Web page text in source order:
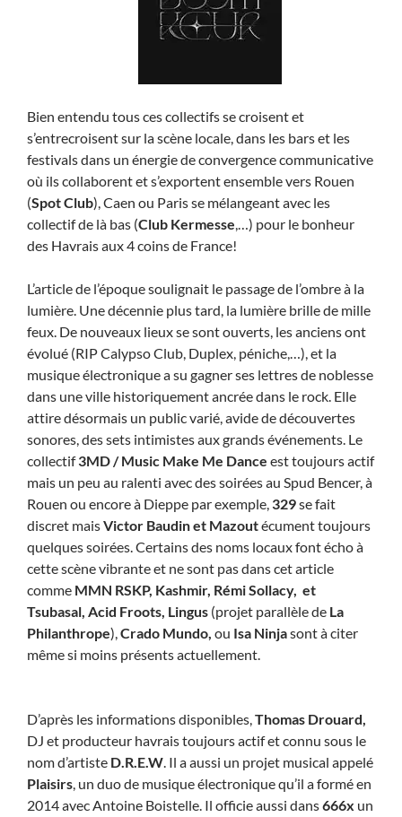
Bien entendu tous ces collectifs se croisent et
s’entrecroisent sur la scène locale, dans les bars et les
festivals dans un énergie de convergence communicative
où ils collaborent et s’exportent ensemble vers Rouen
(Spot Club), Caen ou Paris se mélangeant avec les
collectif de là bas (Club Kermesse,…) pour le bonheur
des Havrais aux 4 coins de France!
L’article de l’époque soulignait le passage de l’ombre à la
lumière. Une décennie plus tard, la lumière brille de mille
feux. De nouveaux lieux se sont ouverts, les anciens ont
évolué (RIP Calypso Club, Duplex, péniche,…), et la
musique électronique a su gagner ses lettres de noblesse
dans une ville historiquement ancrée dans le rock. Elle
attire désormais un public varié, avide de découvertes
sonores, des sets intimistes aux grands événements. Le
collectif3MD / Music Make Me Dance est toujours actif
mais un peu au ralenti avec des soirées au Spud Bencer, à
Rouen ou encore à Dieppe par exemple, 329se fait
discret maisVictor Baudin et Mazoutécument toujours
quelques soirées. Certains des noms locaux font écho à
cette scène vibrante et ne sont pas dans cet article
comme MMN RSKP, Kashmir, Rémi Sollacy, et
Tsubasal, Acid Froots, Lingus (projet parallèle de La
Philanthrope),Crado Mundo, ou Isa Ninjasont à citer
même si moins présents actuellement.
D’après les informations disponibles,Thomas Drouard,
DJ et producteur havrais toujours actif et connu sous le
nom d’artiste D.R.E.W. Il a aussi un projet musical appelé
Plaisirs, un duo de musique électronique qu’il a formé en
2014 avec Antoine Boistelle. Il officie aussi dans666x un